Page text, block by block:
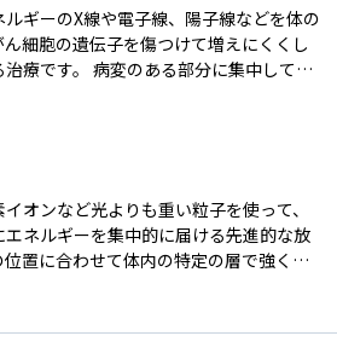
ギーのX線や電子線、陽子線などを体の
細胞の遺伝子を傷つけて増えにくくし
部分に集中して作
何
中の痛みはほとんどありませんが、皮
炎などの副作用が出ることがありま
、がんの種類や広がり、体調や生活と
チームと相談しながら決めていきま
オンなど光よりも重い粒子を使って、
ネルギーを集中的に届ける先進的な放
置に合わせて体内の特定の層で強く作